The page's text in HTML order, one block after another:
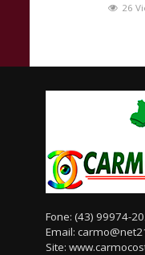
26
Fone: (43) 99974-
Email:
Site: